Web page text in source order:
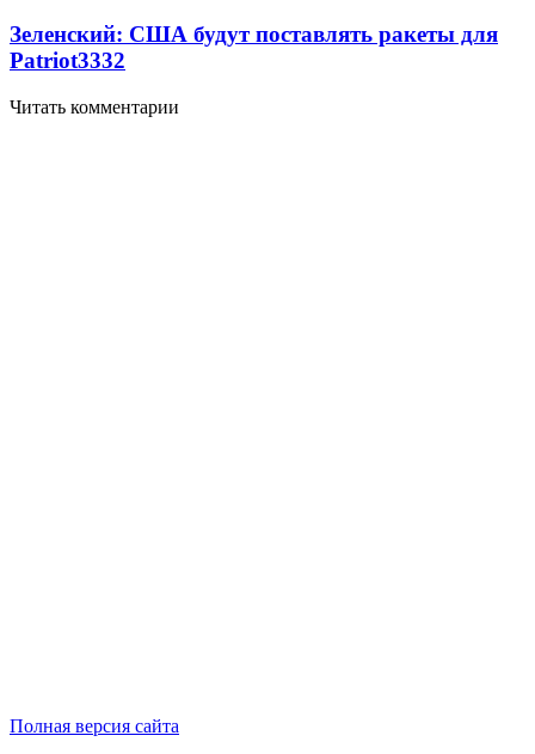
Зеленский: США будут поставлять ракеты для
Patriot3332
Читать комментарии
Полная версия сайта